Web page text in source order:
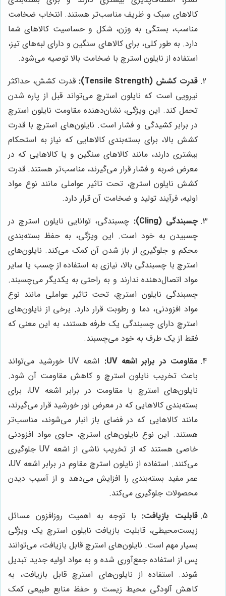
کالاهای سبک و ظریف مناسب‌تر هستند. انتخاب ضخامت
مناسب، بستگی به وزن، شکل و حساسیت کالاهای شما
دارد. به طور کلی، برای کالاهای سنگین و دارای لبه‌های تیز،
استفاده از نایلون استرچ با ضخامت بالا توصیه می‌شود.
قدرت کشش (Tensile Strength):
قدرت کشش، حداکثر
نیرویی است که نایلون استرچ می‌تواند قبل از پاره شدن
تحمل کند. این ویژگی، نشان‌دهنده مقاومت نایلون استرچ
در برابر کشیدگی و فشار است. نایلون‌های استرچ با قدرت
کشش بالا، برای بسته‌بندی کالاهایی که نیاز به استحکام
بیشتری دارند، مانند کالاهای سنگین و یا کالاهایی که در
معرض ضربه و فشار قرار می‌گیرند، مناسب‌تر هستند. قدرت
کشش نایلون استرچ، تحت تاثیر عواملی مانند نوع مواد
اولیه، فرآیند تولید و ضخامت آن قرار دارد.
چسبندگی (Cling):
چسبندگی، توانایی نایلون استرچ در
چسبیدن به خود است. این ویژگی، به حفظ بسته‌بندی
محکم و جلوگیری از باز شدن آن کمک می‌کند. نایلون‌های
استرچ با چسبندگی بالا، نیازی به استفاده از چسب یا سایر
مواد اتصال‌دهنده ندارند و به راحتی به یکدیگر می‌چسبند.
چسبندگی نایلون استرچ، تحت تاثیر عواملی مانند نوع
مواد افزودنی، دما و رطوبت قرار دارد. برخی از نایلون‌های
استرچ دارای چسبندگی یک طرفه هستند، به این معنی که
فقط از یک طرف به خود می‌چسبند.
مقاومت در برابر اشعه UV:
اشعه UV خورشید می‌تواند
باعث تخریب نایلون استرچ و کاهش مقاومت آن شود.
نایلون‌های استرچ با مقاومت در برابر اشعه UV، برای
بسته‌بندی کالاهایی که در معرض نور خورشید قرار می‌گیرند،
مانند کالاهایی که در فضای باز انبار می‌شوند، مناسب‌تر
هستند. این نوع نایلون‌های استرچ، حاوی مواد افزودنی
خاصی هستند که از تخریب ناشی از اشعه UV جلوگیری
می‌کنند. استفاده از نایلون استرچ مقاوم در برابر اشعه UV،
عمر مفید بسته‌بندی را افزایش می‌دهد و از آسیب دیدن
محصولات جلوگیری می‌کند.
قابلیت بازیافت: با توجه به اهمیت روزافزون مسائل
زیست‌محیطی، قابلیت بازیافت نایلون استرچ یک ویژگی
بسیار مهم است. نایلون‌های استرچ قابل بازیافت، می‌توانند
پس از استفاده جمع‌آوری شده و به مواد اولیه جدید تبدیل
شوند. استفاده از نایلون‌های استرچ قابل بازیافت، به
کاهش آلودگی محیط زیست و حفظ منابع طبیعی کمک